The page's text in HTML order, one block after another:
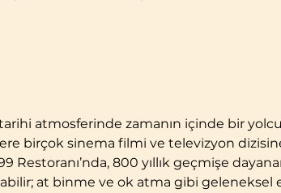
tarihi atmosferinde zamanın içinde bir
birçok sinema filmi ve televizyon
Restoranı’nda, 800 yıllık geçmişe
at binme ve ok atma gibi